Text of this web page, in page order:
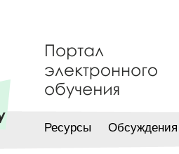
Ресурсы Обсуждения